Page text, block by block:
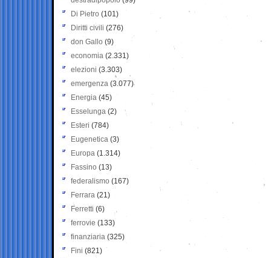
Di Pietro (101)
Diritti civili (276)
don Gallo (9)
economia (2.331)
elezioni (3.303)
emergenza (3.077)
Energia (45)
Esselunga (2)
Esteri (784)
Eugenetica (3)
Europa (1.314)
Fassino (13)
federalismo (167)
Ferrara (21)
Ferretti (6)
ferrovie (133)
finanziaria (325)
Fini (821)